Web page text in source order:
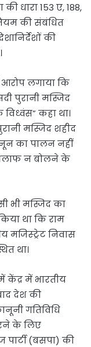
धारा 153 ए, 188,
की संबंधित
की
लगाया कि
पुरानी मस्जिद
कहा था।
मस्जिद शहीद
का पालन नहीं
न बोलने के
भी मस्जिद का
था कि राम
मजिस्ट्रेट निवास
था।
केंद्र में भारतीय
देश की
गतिविधि
के लिए
(बसपा) की